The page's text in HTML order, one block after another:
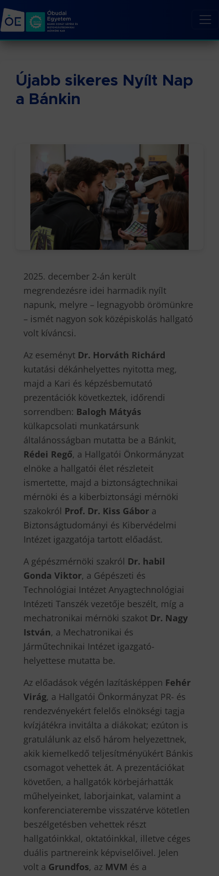
Újabb sikeres Nyílt Nap
a Bánkin
2025. december 2-án került
megrendezésre idei harmadik nyílt
napunk, melyre – legnagyobb örömünkre
– ismét nagyon sok középiskolás hallgató
volt kíváncsi.
Az eseményt Dr. Horváth Richárd
kutatási dékánhelyettes nyitotta meg,
majd a Kari és képzésbemutató
prezentációk következtek, időrendi
sorrendben: Balogh Mátyás
külkapcsolati munkatársunk
általánosságban mutatta be a Bánkit,
Rédei Regő, a Hallgatói Önkormányzat
elnöke a hallgatói élet részleteit
ismertette, majd a biztonságtechnikai
mérnöki és a kiberbiztonsági mérnöki
szakokról Prof. Dr. Kiss Gábor a
Biztonságtudományi és Kibervédelmi
Intézet igazgatója tartott előadást.
A gépészmérnöki szakról Dr. habil
Gonda Viktor, a Gépészeti és
Technológiai Intézet Anyagtechnológiai
Intézeti Tanszék vezetője beszélt, míg a
mechatronikai mérnöki szakot Dr. Nagy
István, a Mechatronikai és
Járműtechnikai Intézet igazgató-
helyettese mutatta be.
Az előadások végén lazításképpen Fehér
Virág, a Hallgatói Önkormányzat PR- és
rendezvényekért felelős elnökségi tagja
kvízjátékra invitálta a diákokat; ezúton is
gratulálunk az első három helyezettnek,
akik kiemelkedő teljesítményükért Bánkis
csomagot vehettek át. A prezentációkat
követően, a hallgatók körbejárhatták
műhelyeinket, laborjainkat, valamint a
konferenciaterembe visszatérve kötetlen
beszélgetésben vehettek részt
hallgatóinkkal, oktatóinkkal, illetve céges
duális partnereink képviselőivel. Jelen
volt a Grundfos, az MVM és a